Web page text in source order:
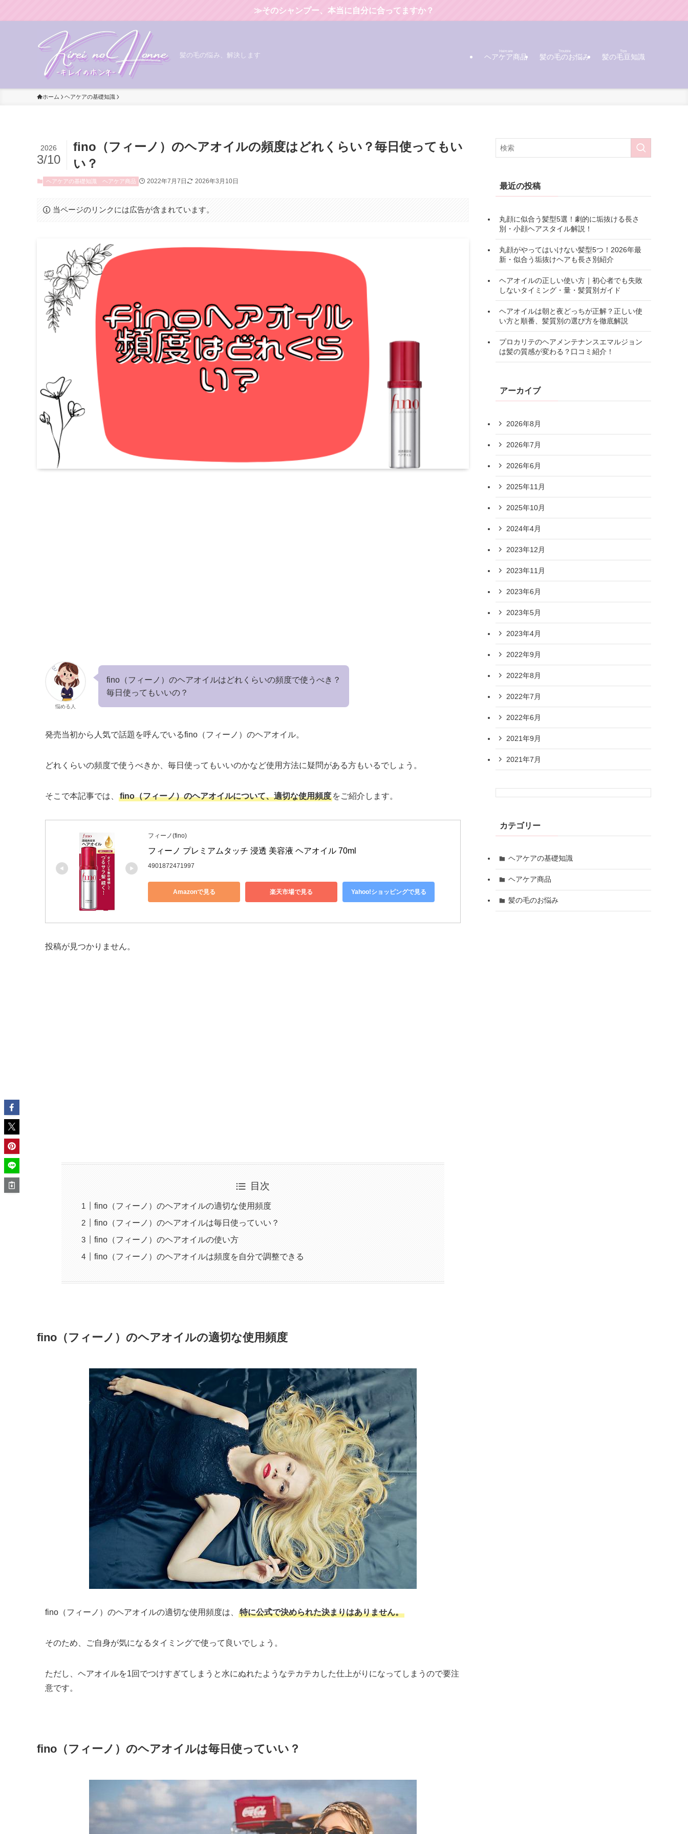
≫そのシャンプー、本当に自分に合ってますか？
髪の毛の悩み、解決します ヘアケア商品
Haircare
髪の毛のお悩み
Trouble
髪の毛豆知識
Tips
ホーム ヘアケアの基礎知識
fino（フィーノ）のヘアオイルの頻度はどれくらい？毎日使ってもい
い？
2026
3/10
ヘアケアの基礎知識 ヘアケア商品 2022年7月7日 2026年3月10日
当ページのリンクには広告が含まれています。
悩める人
fino（フィーノ）のヘアオイルはどれくらいの頻度で使うべき？
毎日使ってもいいの？
発売当初から人気で話題を呼んでいるfino（フィーノ）のヘアオイル。
どれくらいの頻度で使うべきか、毎日使ってもいいのかなど使用方法に疑問がある方もいるでしょう。
そこで本記事では、 fino（フィーノ）のヘアオイルについて、適切な使用頻度 をご紹介します。
フィーノ(fino)
フィーノ プレミアムタッチ 浸透 美容液 ヘアオイル 70ml
4901872471997
Amazonで見る 楽天市場で見る Yahoo!ショッピングで見る
投稿が見つかりません。
目次
fino（フィーノ）のヘアオイルの適切な使用頻度
fino（フィーノ）のヘアオイルは毎日使っていい？
fino（フィーノ）のヘアオイルの使い方
fino（フィーノ）のヘアオイルは頻度を自分で調整できる
fino（フィーノ）のヘアオイルの適切な使用頻度
fino（フィーノ）のヘアオイルの適切な使用頻度は、 特に公式で決められた決まりはありません。
そのため、ご自身が気になるタイミングで使って良いでしょう。
ただし、ヘアオイルを1回でつけすぎてしまうと水にぬれたようなテカテカした仕上がりになってしまうので要注
意です。
fino（フィーノ）のヘアオイルは毎日使っていい？
最近の投稿
丸顔に似合う髪型5選！劇的に垢抜ける長さ
別・小顔ヘアスタイル解説！
丸顔がやってはいけない髪型5つ！2026年最
新・似合う垢抜けヘアも長さ別紹介
ヘアオイルの正しい使い方｜初心者でも失敗
しないタイミング・量・髪質別ガイド
ヘアオイルは朝と夜どっちが正解？正しい使
い方と順番、髪質別の選び方を徹底解説
プロカリテのヘアメンテナンスエマルジョン
は髪の質感が変わる？口コミ紹介！
アーカイブ
2026年8月
2026年7月
2026年6月
2025年11月
2025年10月
2024年4月
2023年12月
2023年11月
2023年6月
2023年5月
2023年4月
2022年9月
2022年8月
2022年7月
2022年6月
2021年9月
2021年7月
カテゴリー
ヘアケアの基礎知識
ヘアケア商品
髪の毛のお悩み